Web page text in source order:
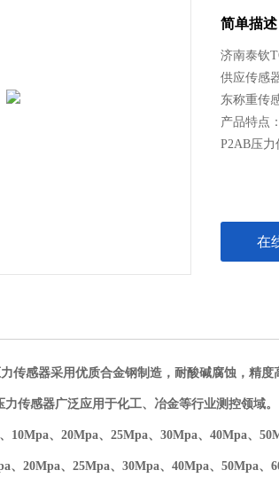
简单描述
济南泰钦
供应传感
东称重传
产品特点
P2AB压力
在
传感器采用优质合金钢制造，耐酸碱腐蚀 ，精
力传感器广泛应用于化工、冶金等行业测控领域。
10Mpa、20Mpa、 25Mpa、 30Mpa、 40Mpa、
、20Mpa、 25Mpa、 30Mpa、 40Mpa、50Mpa、